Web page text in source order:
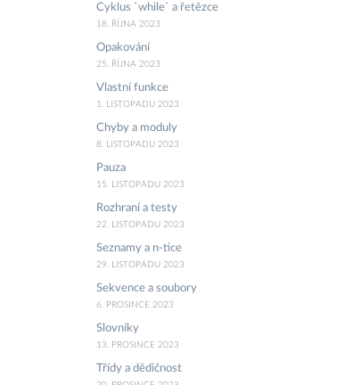
Cyklus `while` a řetězce
18. ŘÍJNA 2023
Opakování
25. ŘÍJNA 2023
Vlastní funkce
1. LISTOPADU 2023
Chyby a moduly
8. LISTOPADU 2023
Pauza
15. LISTOPADU 2023
Rozhraní a testy
22. LISTOPADU 2023
Seznamy a n-tice
29. LISTOPADU 2023
Sekvence a soubory
6. PROSINCE 2023
Slovníky
13. PROSINCE 2023
Třídy a dědičnost